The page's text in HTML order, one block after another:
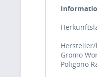
Hersteller/
Gromo
Poligono